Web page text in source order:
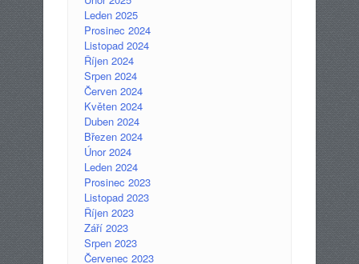
Leden 2025
Prosinec 2024
Listopad 2024
Říjen 2024
Srpen 2024
Červen 2024
Květen 2024
Duben 2024
Březen 2024
Únor 2024
Leden 2024
Prosinec 2023
Listopad 2023
Říjen 2023
Září 2023
Srpen 2023
Červenec 2023